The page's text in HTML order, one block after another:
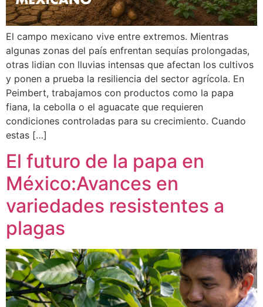
El campo mexicano vive entre extremos. Mientras
algunas zonas del país enfrentan sequías prolongadas,
otras lidian con lluvias intensas que afectan los cultivos
y ponen a prueba la resiliencia del sector agrícola. En
Peimbert, trabajamos con productos como la papa
fiana, la cebolla o el aguacate que requieren
condiciones controladas para su crecimiento. Cuando
estas […]
El futuro de la papa en
México:Avances en
variedades resistentes a
plagas